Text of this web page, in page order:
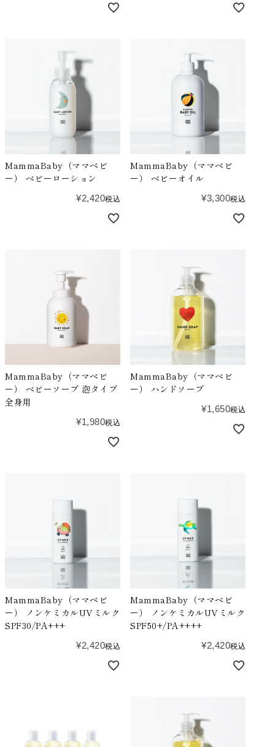
MammaBaby（ママベビ
ー） ベビーローション
¥2,420税込
MammaBaby（ママベビ
ー） ベビーオイル
¥3,300税込
MammaBaby（ママベビ
ー） ベビーソープ 泡タイプ
全身用
¥1,980税込
MammaBaby（ママベビ
ー） ハンドソープ
¥1,650税込
MammaBaby（ママベビ
ー） ノンケミカルUVミルク
SPF30/PA+++
¥2,420税込
MammaBaby（ママベビ
ー） ノンケミカルUVミルク
SPF50+/PA++++
¥2,420税込